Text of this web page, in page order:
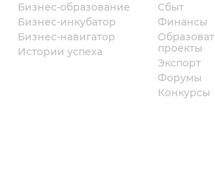
Бизнес-образование
Бизнес-инкубатор
Бизнес-навигатор
Истории успеха
Сбыт
Финансы
проекты
Экспорт
Форумы
Конкурсы